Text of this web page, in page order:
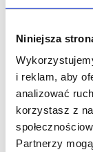
Niniejsza
i reklam, aby
analizować
korzystasz z
Partnerzy
PL